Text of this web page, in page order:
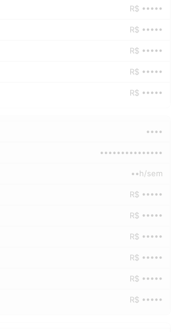
R$ •••••
R$ •••••
R$ •••••
R$ •••••
R$ •••••
••••
•••••••••••••••
••h/sem
R$ •••••
R$ •••••
R$ •••••
R$ •••••
R$ •••••
R$ •••••